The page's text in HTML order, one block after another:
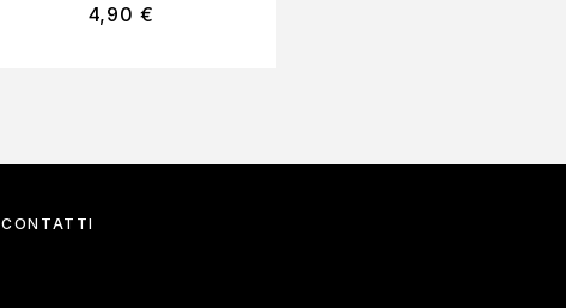
4,90 €
CONTATTI